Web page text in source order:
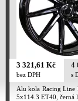
3 321,61 Kč
bez DPH
4
s
Alu kola Racing Line
5x114.3 ET40, černá